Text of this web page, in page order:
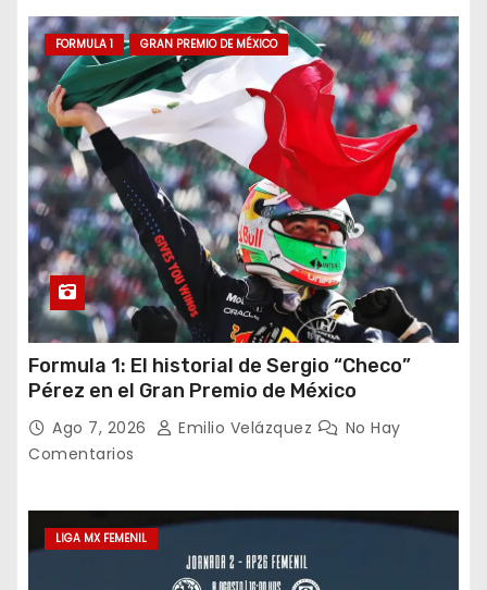
FORMULA 1 GRAN PREMIO DE MÉXICO
Formula 1: El historial de Sergio “Checo”
Pérez en el Gran Premio de México
Ago 7, 2026 Emilio Velázquez
No Hay
Comentarios
LIGA MX FEMENIL